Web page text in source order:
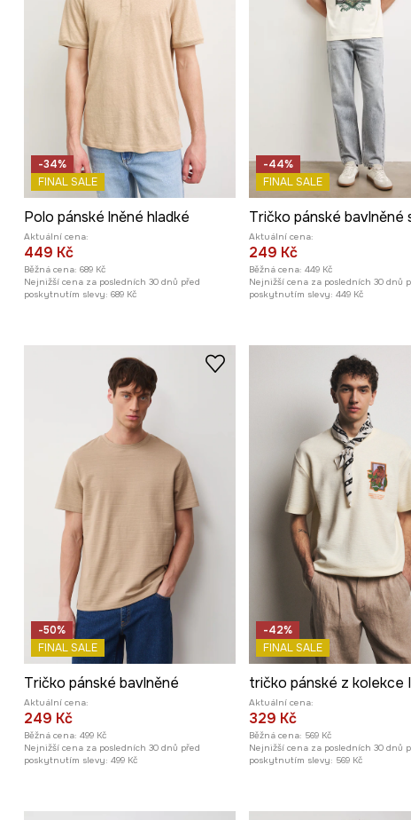
-34%
FINAL SALE
Polo pánské lněné hladké
Aktuální cena:
449 Kč
Běžná cena: 689 Kč
Nejnižší cena za posledních 30 dnů před
poskytnutím slevy: 689 Kč
-44%
FINAL SALE
Aktuální cena:
249 Kč
Běžná cena: 449 Kč
Nejnižší cena za posledních 30 dnů
poskytnutím slevy: 449 Kč
-50%
FINAL SALE
Tričko pánské bavlněné
Aktuální cena:
249 Kč
Běžná cena: 499 Kč
Nejnižší cena za posledních 30 dnů před
poskytnutím slevy: 499 Kč
-42%
FINAL SALE
Aktuální cena:
329 Kč
Běžná cena: 569 Kč
Nejnižší cena za posledních 30 dnů
poskytnutím slevy: 569 Kč